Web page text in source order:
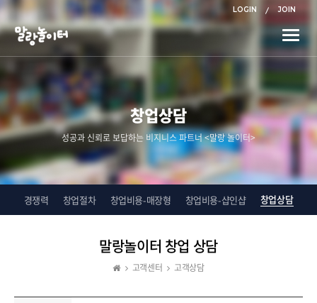
LOGIN JOIN
Toggle
창업상담
성공과 신뢰로 보답하는 비지니스 파트너 <말랑 놀이터>
경쟁력 창업절차 창업비용-매장형 창업비용-샵인샵 창업상담
말랑놀이터 창업 상담
고객센터 고객상담